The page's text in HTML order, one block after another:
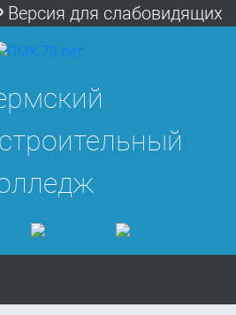
Версия для слабовидящих